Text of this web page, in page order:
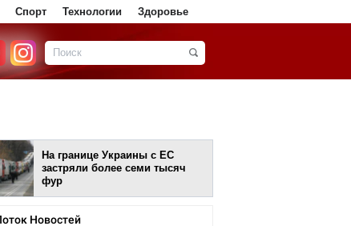
Спорт Технологии Здоровье
На границе Украины с ЕС
застряли более семи тысяч
фур